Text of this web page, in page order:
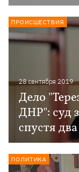
28 сентября 2019
Дело
ДНР": суд
спустя
ПРОИСШЕСТВИЯ
ПОЛИТИКА